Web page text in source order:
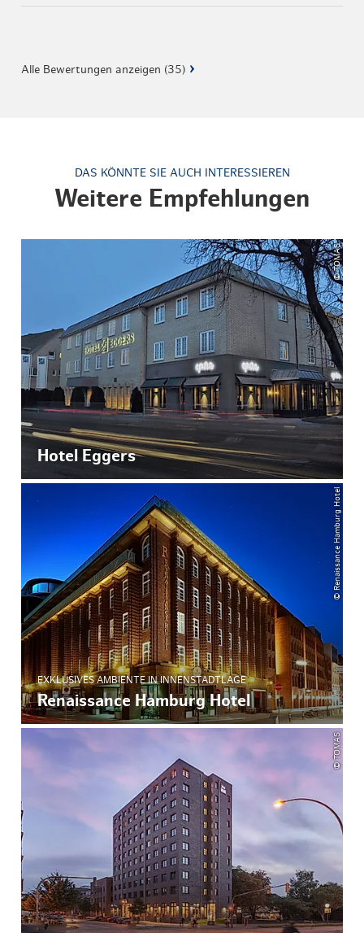
Alle Bewertungen anzeigen (35)
DAS KÖNNTE SIE AUCH INTERESSIEREN
Weitere Empfehlungen
© TOMAS
Hotel Eggers
© Renaissance Hamburg Hotel
EXKLUSIVES AMBIENTE IN INNENSTADTLAGE
Renaissance Hamburg Hotel
© TOMAS